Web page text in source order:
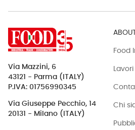
Via Mazzini, 6
43121 - Parma (ITALY)
P.IVA: 01756990345
Via Giuseppe Pecchio, 14
20131 - Milano (ITALY)
Food
Chi